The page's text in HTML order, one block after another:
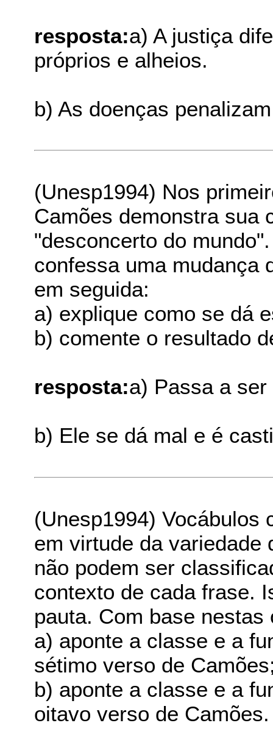
resposta:a) A justiça
próprios e alheios.
b) As doenças
(Unesp1994) Nos
Camões demonstra sua
"desconcerto do
confessa uma mudança
em seguida:
a) explique como se dá
b) comente o resultado
resposta:a) Passa a
b) Ele se dá mal e é
(Unesp1994) Vocábulos
em virtude da variedade
não podem ser
contexto de cada frase.
pauta. Com base nestas
a) aponte a classe e a
sétimo verso de
b) aponte a classe e a
oitavo verso de Camões.